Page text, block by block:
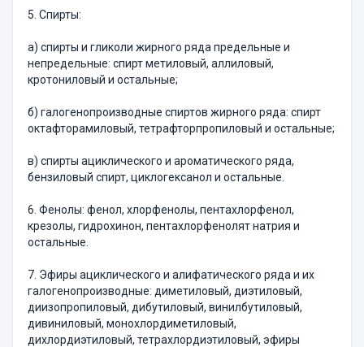
5. Спирты:
а) спирты и гликоли жирного ряда предельные и
непредельные: спирт метиловый, аллиловый,
кротониловый и остальные;
б) галогенопроизводные спиртов жирного ряда: спирт
октафторамиловый, тетрафторпропиловый и остальные;
в) спирты ациклического и ароматического ряда,
бензиловый спирт, циклогексанол и остальные.
6. Фенолы: фенол, хлорфенолы, пентахлорфенол,
крезолы, гидрохинон, пентахлорфенолят натрия и
остальные.
7. Эфиры ациклического и алифатического ряда и их
галогенопроизводные: диметиловый, диэтиловый,
диизопропиловый, дибутиловый, винилбутиловый,
дивиниловый, монохлордиметиловый,
дихлордиэтиловый, тетрахлордиэтиловый, эфиры